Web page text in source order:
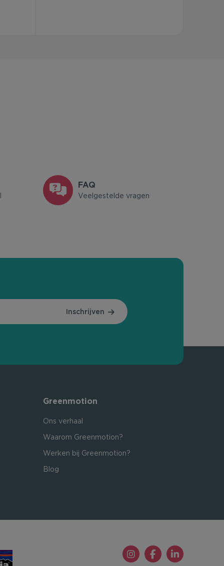
FAQ
Veelgestelde vragen
Inschrijven
Greenmotion
Ons verhaal
Waarom Greenmotion?
Werken bij Greenmotion?
Blog